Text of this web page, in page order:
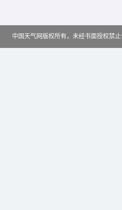
中国天气网版权所有，未经书面授权